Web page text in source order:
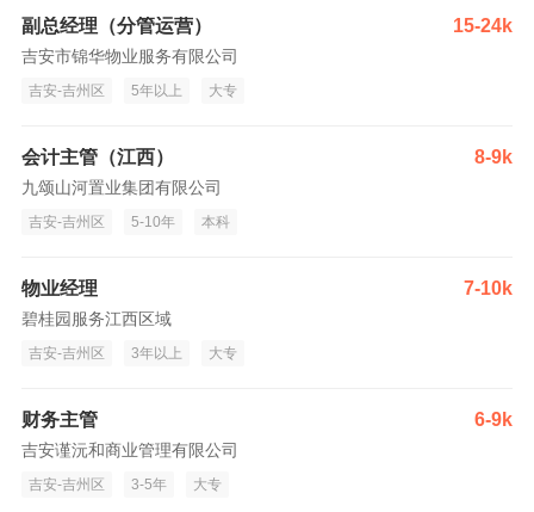
副总经理（分管运营） 15-24k
吉安市锦华物业服务有限公司
吉安-吉州区 5年以上 大专
会计主管（江西） 8-9k
九颂山河置业集团有限公司
吉安-吉州区 5-10年 本科
物业经理 7-10k
碧桂园服务江西区域
吉安-吉州区 3年以上 大专
财务主管 6-9k
吉安谨沅和商业管理有限公司
吉安-吉州区 3-5年 大专